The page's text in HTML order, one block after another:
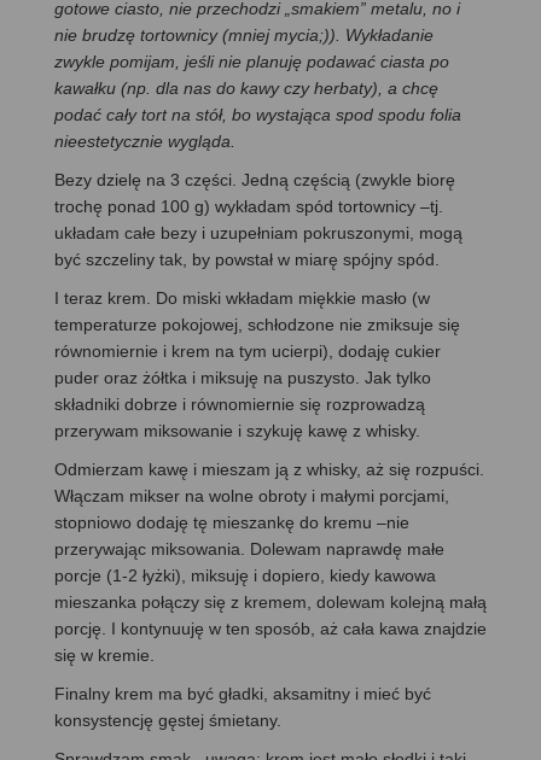
gotowe ciasto, nie przechodzi „smakiem” metalu, no i
nie brudzę tortownicy (mniej mycia;)). Wykładanie
zwykle pomijam, jeśli nie planuję podawać ciasta po
kawałku (np. dla nas do kawy czy herbaty), a chcę
podać cały tort na stół, bo wystająca spod spodu folia
nieestetycznie wygląda.
Bezy dzielę na 3 części. Jedną częścią (zwykle biorę
trochę ponad 100 g) wykładam spód tortownicy –tj.
układam całe bezy i uzupełniam pokruszonymi, mogą
być szczeliny tak, by powstał w miarę spójny spód.
I teraz krem. Do miski wkładam miękkie masło (w
temperaturze pokojowej, schłodzone nie zmiksuje się
równomiernie i krem na tym ucierpi), dodaję cukier
puder oraz żółtka i miksuję na puszysto. Jak tylko
składniki dobrze i równomiernie się rozprowadzą
przerywam miksowanie i szykuję kawę z whisky.
Odmierzam kawę i mieszam ją z whisky, aż się rozpuści.
Włączam mikser na wolne obroty i małymi porcjami,
stopniowo dodaję tę mieszankę do kremu –nie
przerywając miksowania. Dolewam naprawdę małe
porcje (1-2 łyżki), miksuję i dopiero, kiedy kawowa
mieszanka połączy się z kremem, dolewam kolejną małą
porcję. I kontynuuję w ten sposób, aż cała kawa znajdzie
się w kremie.
Finalny krem ma być gładki, aksamitny i mieć być
konsystencję gęstej śmietany.